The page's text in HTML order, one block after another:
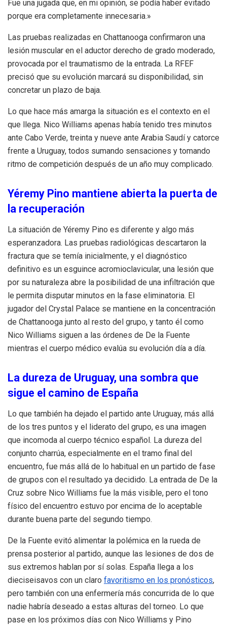
Fue una jugada que, en mi opinión, se podía haber evitado
porque era completamente innecesaria.»
Las pruebas realizadas en Chattanooga confirmaron una
lesión muscular en el aductor derecho de grado moderado,
provocada por el traumatismo de la entrada. La RFEF
precisó que su evolución marcará su disponibilidad, sin
concretar un plazo de baja.
Lo que hace más amarga la situación es el contexto en el
que llega. Nico Williams apenas había tenido tres minutos
ante Cabo Verde, treinta y nueve ante Arabia Saudí y catorce
frente a Uruguay, todos sumando sensaciones y tomando
ritmo de competición después de un año muy complicado.
Yéremy Pino mantiene abierta la puerta de
la recuperación
La situación de Yéremy Pino es diferente y algo más
esperanzadora. Las pruebas radiológicas descartaron la
fractura que se temía inicialmente, y el diagnóstico
definitivo es un esguince acromioclavicular, una lesión que
por su naturaleza abre la posibilidad de una infiltración que
le permita disputar minutos en la fase eliminatoria. El
jugador del Crystal Palace se mantiene en la concentración
de Chattanooga junto al resto del grupo, y tanto él como
Nico Williams siguen a las órdenes de De la Fuente
mientras el cuerpo médico evalúa su evolución día a día.
La dureza de Uruguay, una sombra que
sigue el camino de España
Lo que también ha dejado el partido ante Uruguay, más allá
de los tres puntos y el liderato del grupo, es una imagen
que incomoda al cuerpo técnico español. La dureza del
conjunto charrúa, especialmente en el tramo final del
encuentro, fue más allá de lo habitual en un partido de fase
de grupos con el resultado ya decidido. La entrada de De la
Cruz sobre Nico Williams fue la más visible, pero el tono
físico del encuentro estuvo por encima de lo aceptable
durante buena parte del segundo tiempo.
De la Fuente evitó alimentar la polémica en la rueda de
prensa posterior al partido, aunque las lesiones de dos de
sus extremos hablan por sí solas. España llega a los
dieciseisavos con un claro favoritismo en los pronósticos,
pero también con una enfermería más concurrida de lo que
nadie habría deseado a estas alturas del torneo. Lo que
pase en los próximos días con Nico Williams y Pino